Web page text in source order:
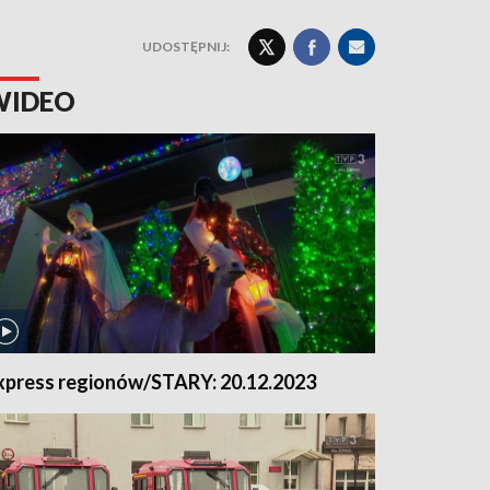
UDOSTĘPNIJ:
regionów/STARY: 20.12.2023